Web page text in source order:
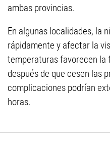
ambas provincias.
En algunas localidades, la
rápidamente y afectar la
temperaturas favorecen la
después de que cesen las
complicaciones podrían
horas.